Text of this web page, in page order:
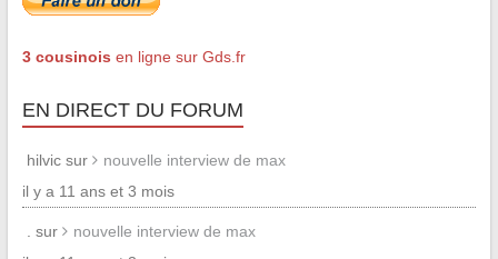
3 cousinois en ligne sur Gds.fr
EN DIRECT DU FORUM
hilvic sur
nouvelle interview de max
il y a 11 ans et 3 mois
. sur
nouvelle interview de max